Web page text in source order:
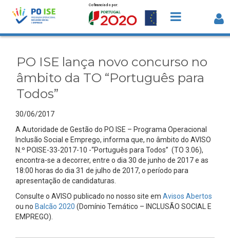
Saltar para o conteúdo
da TO “Português para Todos” -
da Notícia
Cofinanciado por:
PO ISE lança novo concurso no
âmbito da TO “Português para
Todos”
30/06/2017
A Autoridade de Gestão do PO ISE – Programa Operacional
Inclusão Social e Emprego, informa que, no âmbito do AVISO
N.º POISE-33-2017-10 -“Português para Todos” (TO 3.06),
encontra-se a decorrer, entre o dia 30 de junho de 2017 e as
18:00 horas do dia 31 de julho de 2017, o período para
apresentação de candidaturas.
Consulte o AVISO publicado no nosso site em Avisos Abertos
ou no Balcão 2020 (Domínio Temático – INCLUSÃO SOCIAL E
EMPREGO).